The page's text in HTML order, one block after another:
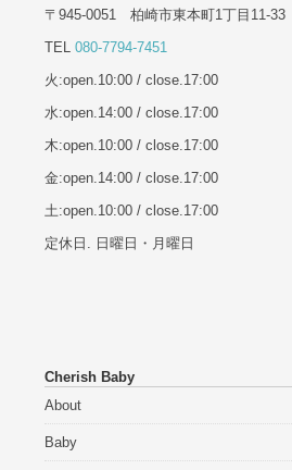
〒945-0051 柏崎市東本町1丁目11-33
TEL 080-7794-7451
火:open.10:00 / close.17:00
水:open.14:00 / close.17:00
木:open.10:00 / close.17:00
金:open.14:00 / close.17:00
土:open.10:00 / close.17:00
定休日. 日曜日・月曜日
Cherish Baby
About
Baby